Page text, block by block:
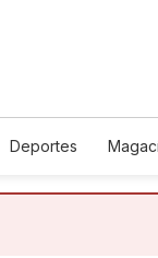
Deportes